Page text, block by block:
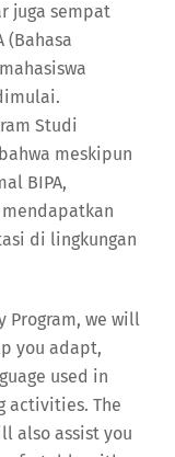
juga sempat
(Bahasa
Studi
meskipun
BIPA,
di lingkungan
Program, we will
you adapt,
used in
activities. The
also assist you